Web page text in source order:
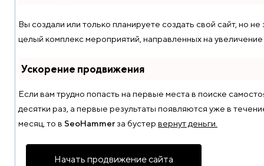
Вы создали или только планируете создать свой сайт, но
целый комплекс мероприятий, направленных на
Ускорение продвижения
Если вам трудно попасть на первые места в поиске
десятки раз, а первые результаты появляются уже в
месяц, то в SeoHammer за бустер вернут деньги.
Начать продвижение сайта